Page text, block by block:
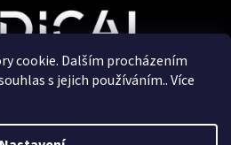
cookie. Dalším procházením
s jejich používáním.. Více
. Všechna práva
zajišťuje